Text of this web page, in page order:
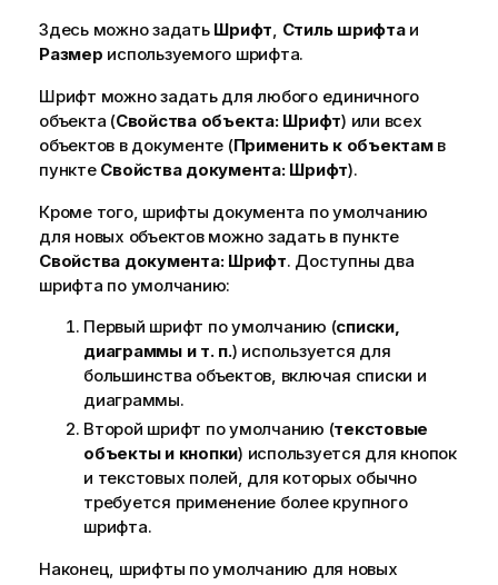
Здесь можно задать Шрифт, Стиль шрифтаи
Размер используемого шрифта.
Шрифт можно задать для любого единичного
объекта (Свойства объекта: Шрифт) или всех
объектов в документе (Применить к объектамв
пункте Свойства документа: Шрифт).
Кроме того, шрифты документа по умолчанию
для новых объектов можно задать в пункте
Свойства документа: Шрифт. Доступны два
шрифта по умолчанию:
Первый шрифт по умолчанию (списки,
диаграммы и т. п.) используется для
большинства объектов, включая списки и
диаграммы.
Второй шрифт по умолчанию (текстовые
объекты и кнопки) используется для кнопок
и текстовых полей, для которых обычно
требуется применение более крупного
шрифта.
Наконец, шрифты по умолчанию для новых